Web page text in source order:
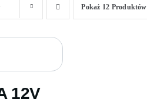
Pokaż 12 Produktów
12V